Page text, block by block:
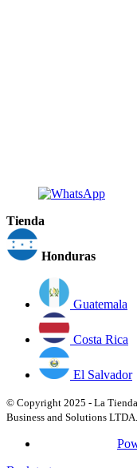
Tienda
Honduras
Guatemala
Costa Rica
El Salvador
© Copyright 2025 - La
Business and Solutions